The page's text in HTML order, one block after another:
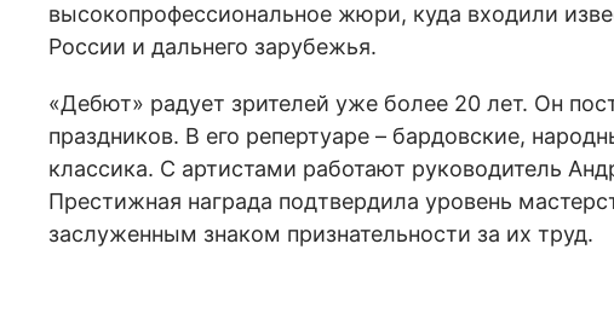
высокопрофессиональное жюри, куда входили
России и дальнего зарубежья.
«Дебют» радует зрителей уже более 20 лет. Он
праздников. В его репертуаре – бардовские,
классика. С артистами работают руководитель
Престижная награда подтвердила уровень
заслуженным знаком признательности за их труд.